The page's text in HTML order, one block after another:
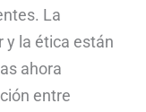
La
y la ética están
ahora
entre